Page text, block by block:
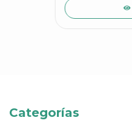
Categorías